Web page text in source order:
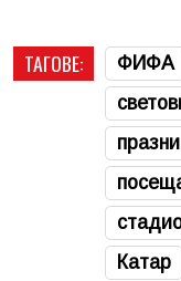
ТАГОВЕ: ФИФА
Катар